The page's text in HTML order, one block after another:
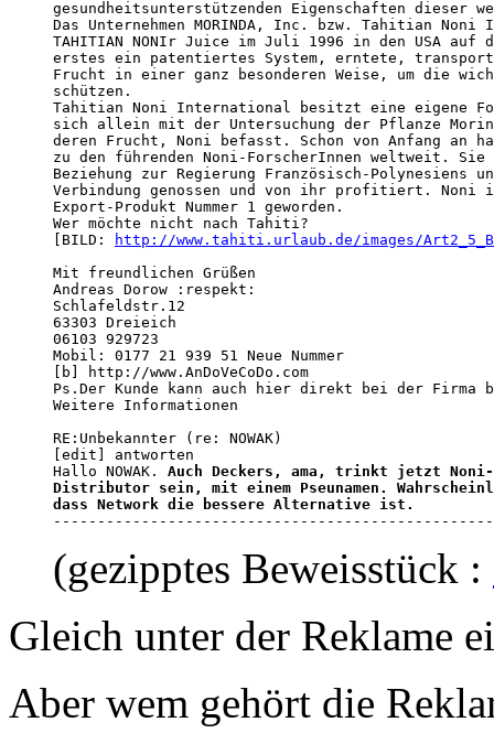
gesundheitsunterstützenden Eigenschaften dieser
Das Unternehmen MORINDA, Inc. bzw. Tahitian
TAHITIAN NONIr Juice im Juli 1996 in den USA
erstes ein patentiertes System, erntete,
Frucht in einer ganz besonderen Weise, um die
schützen.
Tahitian Noni International besitzt eine eigene
sich allein mit der Untersuchung der Pflanze
deren Frucht, Noni befasst. Schon von Anfang an
zu den führenden Noni-ForscherInnen weltweit. Sie
Beziehung zur Regierung Französisch-Polynesiens
Verbindung genossen und von ihr profitiert.
Export-Produkt Nummer 1 geworden.
Wer möchte nicht nach Tahiti?
[BILD:
http://www.tahiti.urlaub.de/images/
Mit freundlichen Grüßen
Andreas Dorow :respekt:
Schlafeldstr.12
63303 Dreieich
06103 929723
Mobil: 0177 21 939 51 Neue Nummer
[b] http://www.AnDoVeCoDo.com
Ps.Der Kunde kann auch hier direkt bei der
Weitere Informationen
RE:Unbekannter (re: NOWAK)
[edit] antworten
Hallo NOWAK. Auch Deckers, ama, trinkt jetzt
Distributor sein, mit einem Pseunamen.
dass Network die bessere Alternative ist.
(gezipptes Beweisstück :
Gleich unter der Reklame
Aber wem gehört die